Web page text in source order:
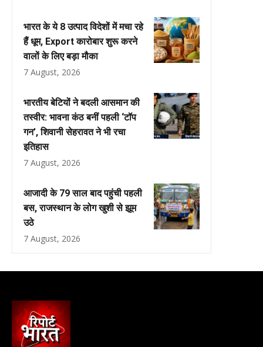
भारत के ये 8 उत्पाद विदेशों में मचा रहे
हैं धूम, Export कारोबार शुरू करने
वालों के लिए बड़ा मौका
7 August, 2026
भारतीय बेटियों ने बदली आसमान की
तस्वीर: भावना कंठ बनीं पहली ‘टॉप
गन’, शिवानी सेहरावत ने भी रचा
इतिहास
7 August, 2026
आजादी के 79 साल बाद पहुंची पहली
बस, राजस्थान के लोग खुशी से झूम
उठे
7 August, 2026